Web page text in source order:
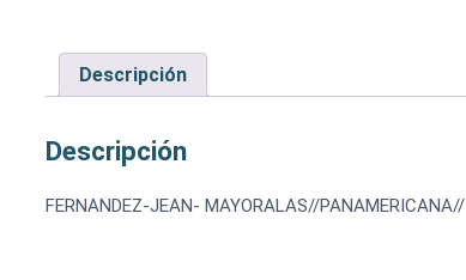
Descripción
Descripción
FERNANDEZ-JEAN- MAYORALAS//PANAMERICANA//